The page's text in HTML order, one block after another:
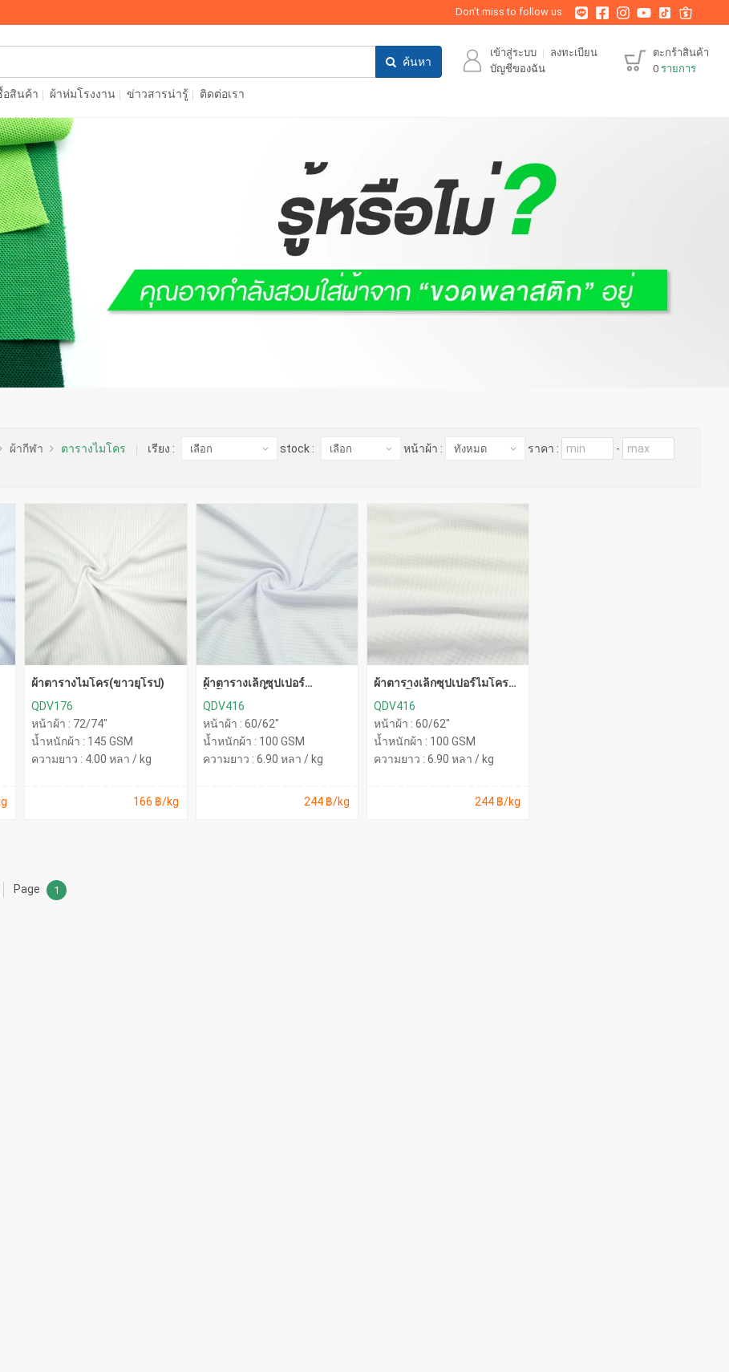
Don’t miss to follow us
ค้นหา
อสินค้า ผ้าห่มโรงงาน ข่าวสารน่ารู้ ติดต่อเรา
เข้าสู่ระบบ
ลงทะเบียน
บัญชีของฉัน
ตะกร้าสินค้า
0 รายการ
ผ้ากีฬา ตารางไมโคร เรียง : stock : หน้าผ้า : ราคา :
-
ผ้าตารางไมโคร(ขาวยุโรป)
QDV176
หน้าผ้า : 72/74"
น้ำหนักผ้า : 145 GSM
ความยาว : 4.00 หลา / kg
166 ฿/kg
ผ้าตารางเล็กซุปเปอร์
QDV416
หน้าผ้า : 60/62"
น้ำหนักผ้า : 100 GSM
ความยาว : 6.90 หลา / kg
244 ฿/kg
ผ้าตารางเล็กซุปเปอร์ไมโคร
QDV416
หน้าผ้า : 60/62"
น้ำหนักผ้า : 100 GSM
ความยาว : 6.90 หลา / kg
244 ฿/kg
Page 1